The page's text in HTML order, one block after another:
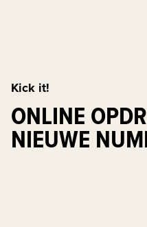
Kick it!
ONLINE
NIEUWE